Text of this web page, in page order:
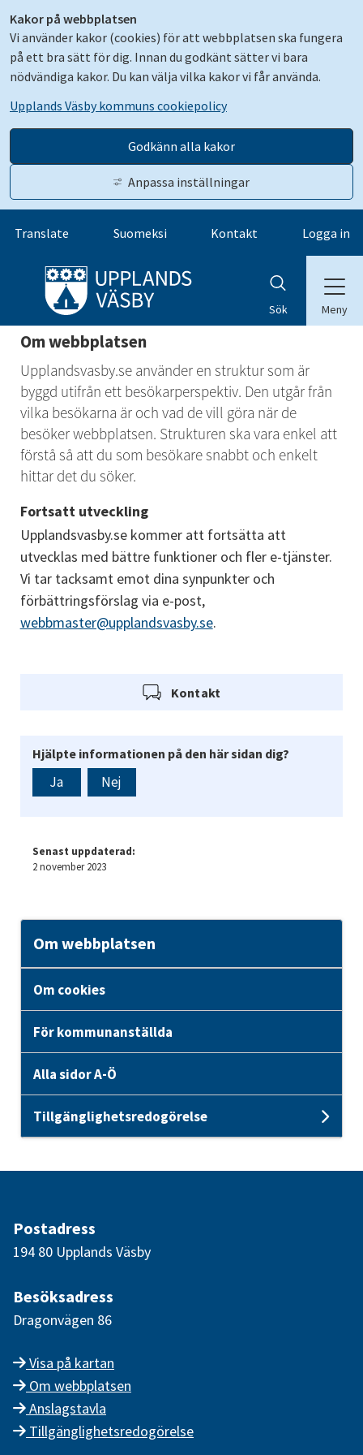
Kakor på webbplatsen
Vi använder kakor (cookies) för att webbplatsen ska fungera
på ett bra sätt för dig. Innan du godkänt sätter vi bara
nödvändiga kakor. Du kan välja vilka kakor vi får använda.
Upplands Väsby kommuns cookiepolicy
Godkänn alla kakor
Anpassa inställningar
Gå till innehåll
Translate Suomeksi Kontakt Logga in
Sök Meny
Om webbplatsen
Upplandsvasby.se använder en struktur som är
byggd utifrån ett besökarperspektiv. Den utgår från
vilka besökarna är och vad de vill göra när de
besöker webbplatsen. Strukturen ska vara enkel att
förstå så att du som besökare snabbt och enkelt
hittar det du söker.
Fortsatt utveckling
Upplandsvasby.se kommer att fortsätta att
utvecklas med bättre funktioner och fler e-tjänster.
Vi tar tacksamt emot dina synpunkter och
förbättringsförslag via e-post,
webbmaster@upplandsvasby.se.
Kontakt
Hjälpte informationen på den här sidan dig?
Ja Nej
Senast uppdaterad:
2 november 2023
Om webbplatsen
Om cookies
För kommunanställda
Alla sidor A-Ö
Tillgänglighetsredogörelse
Postadress
194 80 Upplands Väsby
Besöksadress
Dragonvägen 86
Visa på kartan
Om webbplatsen
Anslagstavla
Tillgänglighetsredogörelse